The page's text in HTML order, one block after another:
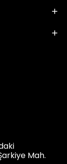
Mah.